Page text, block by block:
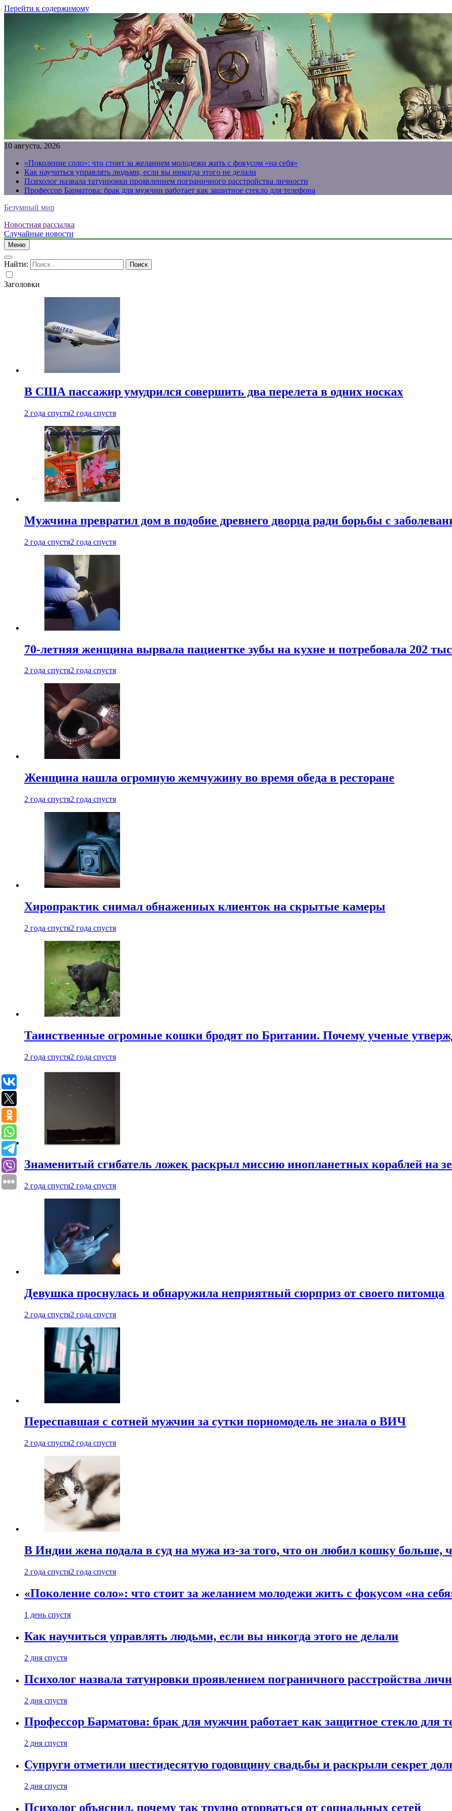
Перейти к содержимому
10 августа, 2026
«Поколение соло»: что стоит за желанием молодежи жить с фокусом «на себя»
Как научиться управлять людьми, если вы никогда этого не делали
Психолог назвала татуировки проявлением пограничного расстройства личности
Профессор Барматова: брак для мужчин работает как защитное стекло для телефона
Безумный мир
Новостная рассылка
Случайные новости
Меню
Найти:
Заголовки
В США пассажир умудрился совершить два перелета в одних носках
2 года спустя2 года спустя
Мужчина превратил дом в подобие древнего дворца ради борьбы с
2 года спустя2 года спустя
70-летняя женщина вырвала пациентке зубы на кухне и потребовала 202
2 года спустя2 года спустя
Женщина нашла огромную жемчужину во время обеда в ресторане
2 года спустя2 года спустя
Хиропрактик снимал обнаженных клиенток на скрытые камеры
2 года спустя2 года спустя
Таинственные огромные кошки бродят по Британии. Почему ученые
2 года спустя2 года спустя
Знаменитый сгибатель ложек раскрыл миссию инопланетных кораблей на
2 года спустя2 года спустя
Девушка проснулась и обнаружила неприятный сюрприз от своего питомца
2 года спустя2 года спустя
Переспавшая с сотней мужчин за сутки порномодель не знала о ВИЧ
2 года спустя2 года спустя
В Индии жена подала в суд на мужа из-за того, что он любил кошку больше,
2 года спустя2 года спустя
«Поколение соло»: что стоит за желанием молодежи жить с фокусом «на
1 день спустя
Как научиться управлять людьми, если вы никогда этого не делали
2 дня спустя
Психолог назвала татуировки проявлением пограничного расстройства
2 дня спустя
Профессор Барматова: брак для мужчин работает как защитное стекло для
2 дня спустя
Супруги отметили шестидесятую годовщину свадьбы и раскрыли секрет
2 дня спустя
Психолог объяснил, почему так трудно оторваться от социальных сетей